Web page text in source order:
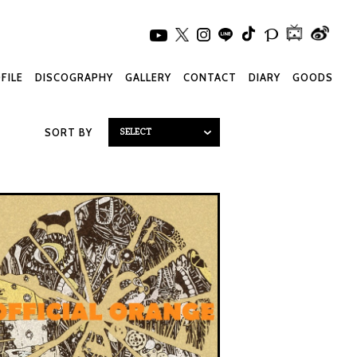
GOODS
DIARY
CONTACT
GALLERY
DISCOGRAPHY
SORT BY SELECT